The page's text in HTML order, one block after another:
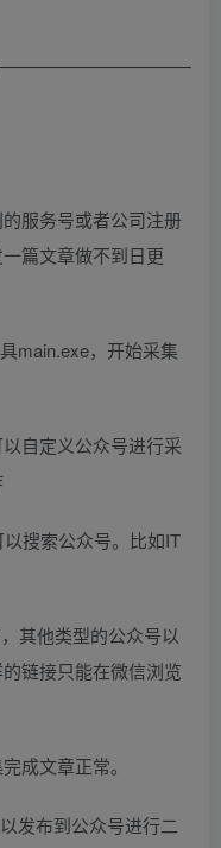
———————————
服务号或者公司注册
篇文章做不到日更
main.exe，开始采集
自定义公众号进行采
搜索公众号。比如IT
其他类型的公众号以
链接只能在微信浏览
成文章正常。
发布到公众号进行二